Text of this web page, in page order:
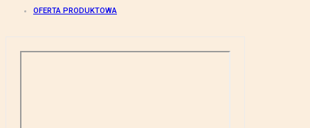
OFERTA PRODUKTOWA